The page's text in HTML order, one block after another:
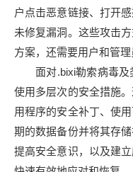
户点击恶意链接、打开
未修复漏洞。这些攻击
方案，还需要用户和管
面对.bixi勒索病毒
使用多层次的安全措施
用程序的安全补丁、使
期的数据备份并将其存
提高安全意识，以及建